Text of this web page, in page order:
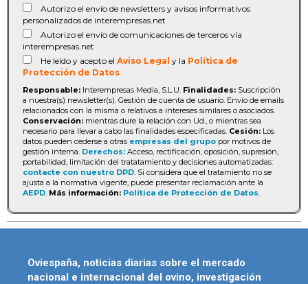
Autorizo el envío de newsletters y avisos informativos
personalizados de interempresas.net
Autorizo el envío de comunicaciones de terceros vía
interempresas.net
He leído y acepto el Aviso Legal y la Política de
Protección de Datos
Responsable: Interempresas Media, S.L.U. Finalidades: Suscripción
a nuestra(s) newsletter(s). Gestión de cuenta de usuario. Envío de emails
relacionados con la misma o relativos a intereses similares o asociados.
Conservación: mientras dure la relación con Ud., o mientras sea
necesario para llevar a cabo las finalidades especificadas. Cesión: Los
datos pueden cederse a otras empresas del grupo por motivos de
gestión interna. Derechos: Acceso, rectificación, oposición, supresión,
portabilidad, limitación del tratatamiento y decisiones automatizadas:
contacte con nuestro DPD . Si considera que el tratamiento no se
ajusta a la normativa vigente, puede presentar reclamación ante la
AEPD Más información: Política de Protección de Datos
Oviespaña, noticias diarias sobre el mercado
nacional e internacional del ovino, investigación